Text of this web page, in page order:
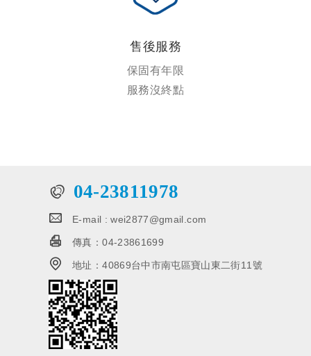
售後服務
保固有年限
服務沒終點
04-23811978
E-mail :wei2877@gmail.com
傳真：04-23861699
地址：40869台中市南屯區寶山東二街11號